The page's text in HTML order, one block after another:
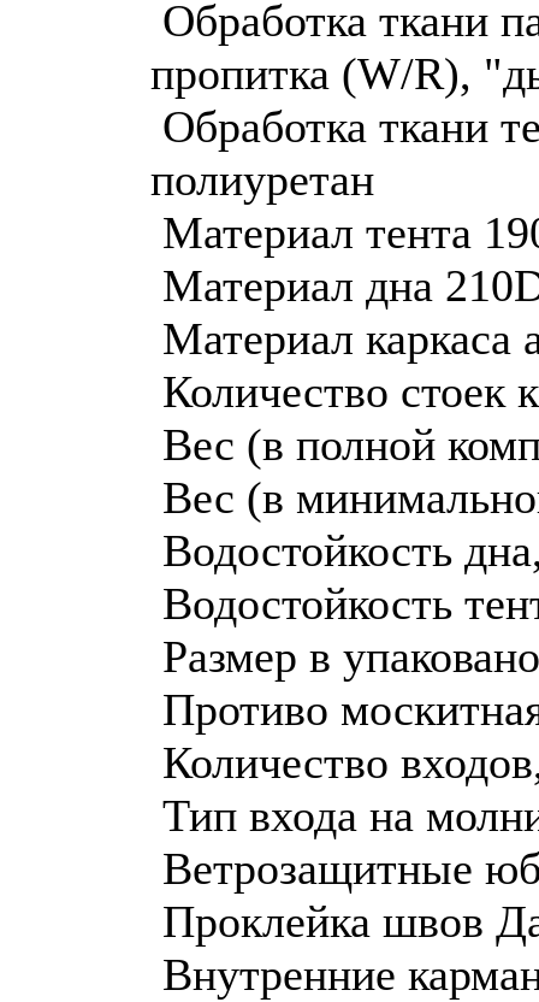
Обработка ткани
пропитка (W/R),
Обработка ткани
полиуретан
Материал тента
Материал дна
Материал
Количество стоек
Вес (в полной
Вес (в
Водостойкость
Водостойкость
Размер в
Противо
Количество
Тип входа на
Ветрозащитные
Проклейка швов
Внутренние